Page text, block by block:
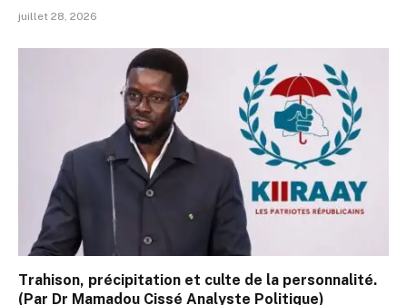
juillet 28, 2026
Trahison, précipitation et culte de la personnalité.
(Par Dr Mamadou Cissé Analyste Politique)